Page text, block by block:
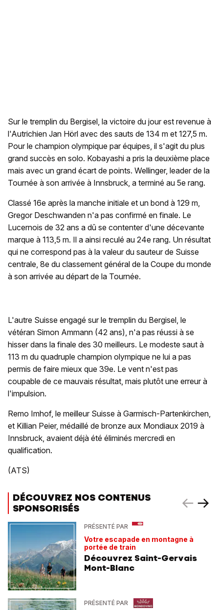
Sur le tremplin du Bergisel, la victoire du jour est revenue à
l'Autrichien Jan Hörl avec des sauts de 134 m et 127,5 m.
Pour le champion olympique par équipes, il s'agit du plus
grand succès en solo. Kobayashi a pris la deuxième place
mais avec un grand écart de points. Wellinger, leader de la
Tournée à son arrivée à Innsbruck, a terminé au 5e rang.
Classé 16e après la manche initiale et un bond à 129 m,
Gregor Deschwanden n'a pas confirmé en finale. Le
Lucernois de 32 ans a dû se contenter d'une décevante
marque à 113,5 m. Il a ainsi reculé au 24e rang. Un résultat
qui ne correspond pas à la valeur du sauteur de Suisse
centrale, 8e du classement général de la Coupe du monde
à son arrivée au départ de la Tournée.
L'autre Suisse engagé sur le tremplin du Bergisel, le
vétéran Simon Ammann (42 ans), n'a pas réussi à se
hisser dans la finale des 30 meilleurs. Le modeste saut à
113 m du quadruple champion olympique ne lui a pas
permis de faire mieux que 39e. Le vent n'est pas
coupable de ce mauvais résultat, mais plutôt une erreur à
l'impulsion.
Remo Imhof, le meilleur Suisse à Garmisch-Partenkirchen,
et Killian Peier, médaillé de bronze aux Mondiaux 2019 à
Innsbruck, avaient déjà été éliminés mercredi en
qualification.
(ATS)
DÉCOUVREZ NOS CONTENUS
SPONSORISÉS
PRÉSENTÉ PAR
Votre escapade en montagne à
portée de train
Découvrez Saint-Gervais
Mont-Blanc
PRÉSENTÉ PAR